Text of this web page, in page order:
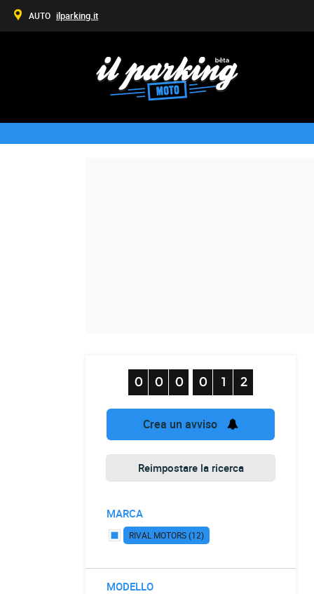
Crea un avviso
Reimpostare la ricerca
MARCA
RIVAL MOTORS (12)
MODELLO
AUTO ilparking.it